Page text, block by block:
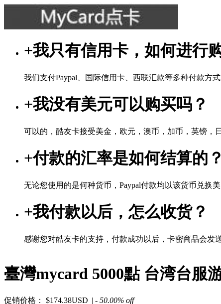
+我只有信用卡，如何进行
我们支付Paypal、国际信用卡、西联汇款等多种付款方
+我没有美元可以购买吗？
可以的，酷友卡接受美金，欧元，澳币，加币，英镑，
+付款的汇率是如何结算的？
无论您使用的是何种货币，Paypal付款均以该货币兑换
+我付款以后，怎么收货？
感谢您对酷友卡的支持，付款成功以后，卡密商品会发
臺灣mycard 5000點 台湾台服
促销价格： $174.38USD | - 50.00% off